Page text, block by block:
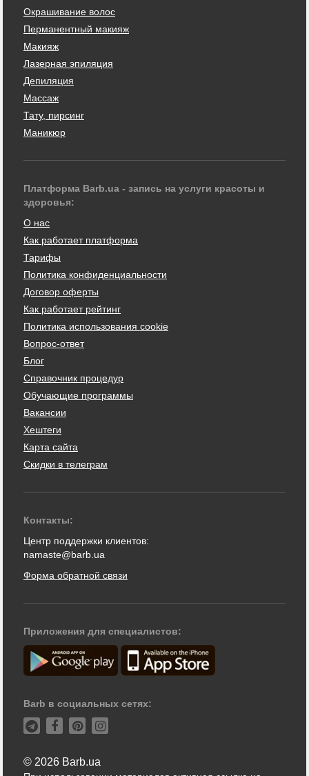
Окрашивание волос
Перманентный макияж
Макияж
Лазерная эпиляция
Депиляция
Массаж
Тату, пирсинг
Маникюр
Платформа Barb.ua - запись на услуги красоты и
здоровья:
О нас
Как работает платформа
Тарифы
Политика конфиденциальности
Договор оферты
Как работает рейтинг
Политика использования cookie
Вопрос-ответ
Блог
Справочник процедур
Обучающие программы
Вакансии
Хештеги
Карта сайта
Скидки в телеграм
Контакты:
Центр поддержки клиентов:
namaste@barb.ua
Форма обратной связи
Приложения для специалистов:
Barb в социальных сетях:
© 2026 Barb.ua